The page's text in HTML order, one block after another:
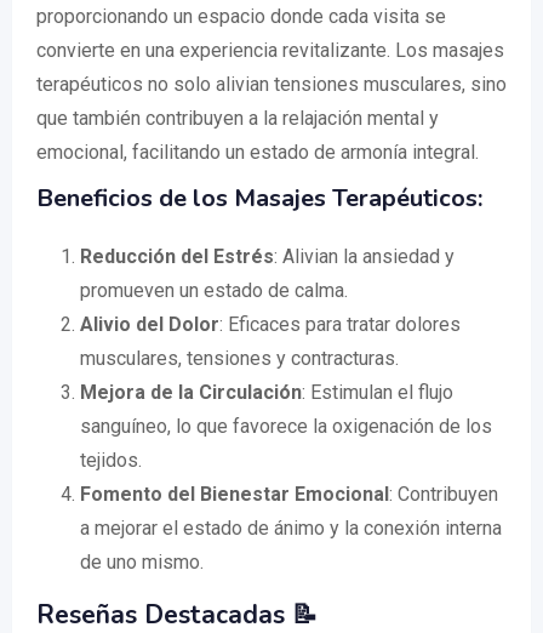
proporcionando un espacio donde cada visita se
convierte en una experiencia revitalizante. Los masajes
terapéuticos no solo alivian tensiones musculares, sino
que también contribuyen a la relajación mental y
emocional, facilitando un estado de armonía integral.
Beneficios de los Masajes Terapéuticos:
Reducción del Estrés: Alivian la ansiedad y
promueven un estado de calma.
Alivio del Dolor: Eficaces para tratar dolores
musculares, tensiones y contracturas.
Mejora de la Circulación: Estimulan el flujo
sanguíneo, lo que favorece la oxigenación de los
tejidos.
Fomento del Bienestar Emocional: Contribuyen
a mejorar el estado de ánimo y la conexión interna
de uno mismo.
Reseñas Destacadas 📝